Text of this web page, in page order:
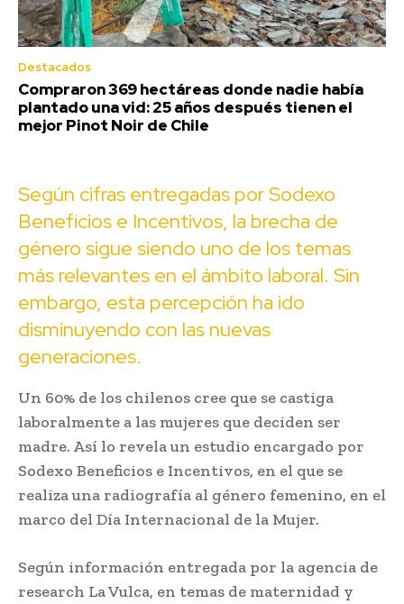
Destacados
Compraron 369 hectáreas donde nadie había
plantado una vid: 25 años después tienen el
mejor Pinot Noir de Chile
Según cifras entregadas por Sodexo
Beneficios e Incentivos, la brecha de
género sigue siendo uno de los temas
más relevantes en el ámbito laboral. Sin
embargo, esta percepción ha ido
disminuyendo con las nuevas
generaciones.
Un 60% de los chilenos cree que se castiga
laboralmente a las mujeres que deciden ser
madre. Así lo revela un estudio encargado por
Sodexo Beneficios e Incentivos, en el que se
realiza una radiografía al género femenino, en el
marco del Día Internacional de la Mujer.
Según información entregada por la agencia de
research La Vulca, en temas de maternidad y